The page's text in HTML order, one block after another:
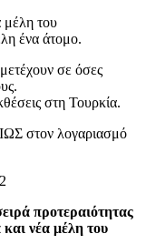
μέλη του
ένα άτομο.
σε όσες
στη Τουρκία.
στον λογαριασμό
προτεραιότητας
νέα μέλη του